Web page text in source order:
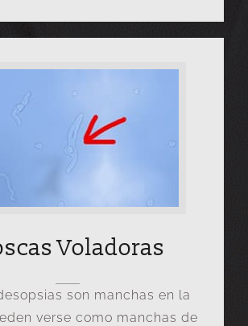
Voladoras
son manchas en la
verse como manchas de